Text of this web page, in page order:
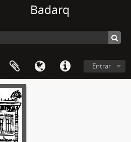
Badarq
Entrar